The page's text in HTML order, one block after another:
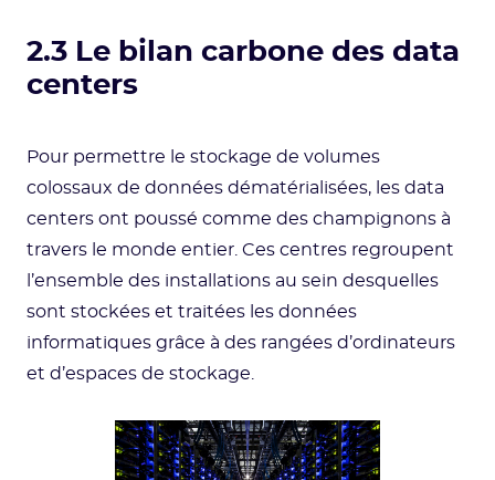
2.3 Le bilan carbone des data
centers
Pour permettre le stockage de volumes
colossaux de données dématérialisées, les data
centers ont poussé comme des champignons à
travers le monde entier. Ces centres regroupent
l’ensemble des installations au sein desquelles
sont stockées et traitées les données
informatiques grâce à des rangées d’ordinateurs
et d’espaces de stockage.